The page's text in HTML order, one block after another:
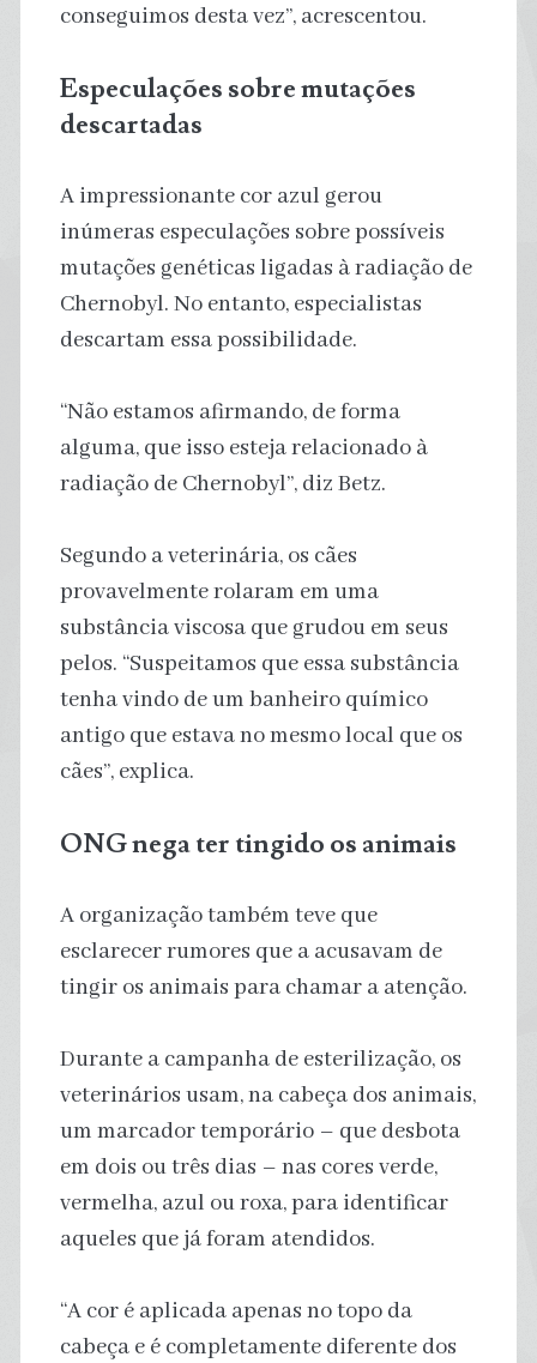
conseguimos desta vez”, acrescentou.
Especulações sobre mutações
descartadas
A impressionante cor azul gerou
inúmeras especulações sobre possíveis
mutações genéticas ligadas à radiação de
Chernobyl. No entanto, especialistas
descartam essa possibilidade.
“Não estamos afirmando, de forma
alguma, que isso esteja relacionado à
radiação de Chernobyl”, diz Betz.
Segundo a veterinária, os cães
provavelmente rolaram em uma
substância viscosa que grudou em seus
pelos. “Suspeitamos que essa substância
tenha vindo de um banheiro químico
antigo que estava no mesmo local que os
cães”, explica.
ONG nega ter tingido os animais
A organização também teve que
esclarecer rumores que a acusavam de
tingir os animais para chamar a atenção.
Durante a campanha de esterilização, os
veterinários usam, na cabeça dos animais,
um marcador temporário – que desbota
em dois ou três dias – nas cores verde,
vermelha, azul ou roxa, para identificar
aqueles que já foram atendidos.
“A cor é aplicada apenas no topo da
cabeça e é completamente diferente dos